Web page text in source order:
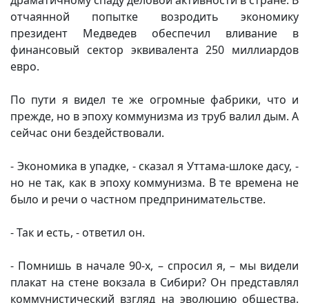
отчаянной попытке возродить экономику
президент Медведев обеспечил вливание в
финансовый сектор эквивалента 250 миллиардов
евро.
По пути я видел те же огромные фабрики, что и
прежде, но в эпоху коммунизма из труб валил дым. А
сейчас они бездействовали.
- Экономика в упадке, - сказал я Уттама-шлоке дасу, -
но не так, как в эпоху коммунизма. В те времена не
было и речи о частном предпринимательстве.
- Так и есть, - ответил он.
- Помнишь в начале 90-х, – спросил я, – мы видели
плакат на стене вокзала в Сибири? Он представлял
коммунистический взгляд на эволюцию общества.